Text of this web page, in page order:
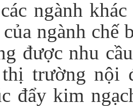
ngành
của ngành chế
được nhu
thị trường nội
đẩy kim